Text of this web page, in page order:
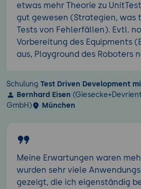
etwas mehr Theorie zu
gut gewesen (Strategien, was
Tests von Fehlerfällen). Evtl.
Vorbereitung des Equipments
aus, Playground des Roboters
Schulung Test Driven Development
Bernhard Eisen
GmbH)
München
Meine Erwartungen waren
wurden sehr viele
gezeigt, die ich eigenständig